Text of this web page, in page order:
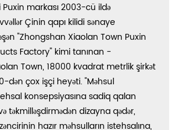
markası 2003-cü ildə
Çinin qapı kilidi sənaye
"Zhongshan Xiaolan Town Puxin
Factory" kimi tanınan -
Town, 18000 kvadrat metrlik şirkət
dən çox işçi heyəti. "Məhsul
konsepsiyasına sadiq qalan
təkmilləşdirmədən dizayna qədər,
hazır məhsulların istehsalına,